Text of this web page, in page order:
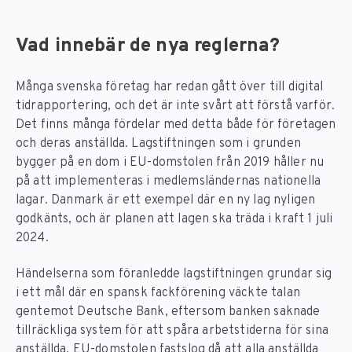
Vad innebär de nya reglerna?
Många svenska företag har redan gått över till digital
tidrapportering, och det är inte svårt att förstå varför.
Det finns många fördelar med detta både för företagen
och deras anställda. Lagstiftningen som i grunden
bygger på en dom i EU-domstolen från 2019 håller nu
på att implementeras i medlemsländernas nationella
lagar. Danmark är ett exempel där en ny lag nyligen
godkänts, och är planen att lagen ska träda i kraft 1 juli
2024.
Händelserna som föranledde lagstiftningen grundar sig
i ett mål där en spansk fackförening väckte talan
gentemot Deutsche Bank, eftersom banken saknade
tillräckliga system för att spåra arbetstiderna för sina